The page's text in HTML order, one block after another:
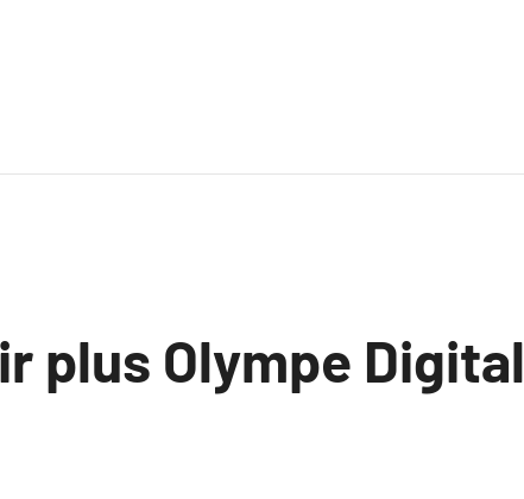
plus Olympe Digital